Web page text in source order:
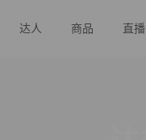
达人 商品 直播